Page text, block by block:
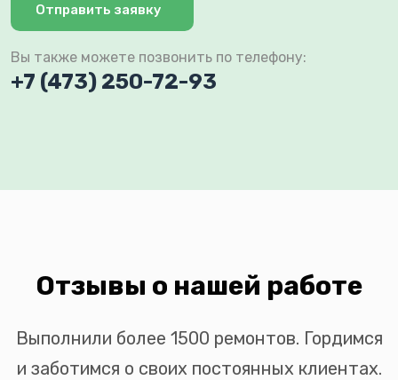
Отправить заявку
Вы также можете позвонить по телефону:
+7 (473) 250-72-93
Отзывы о нашей работе
Выполнили более 1500 ремонтов. Гордимся
и заботимся о своих постоянных клиентах.